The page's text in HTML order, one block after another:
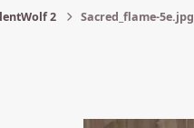
2 Sacred_flame-5e.jpg